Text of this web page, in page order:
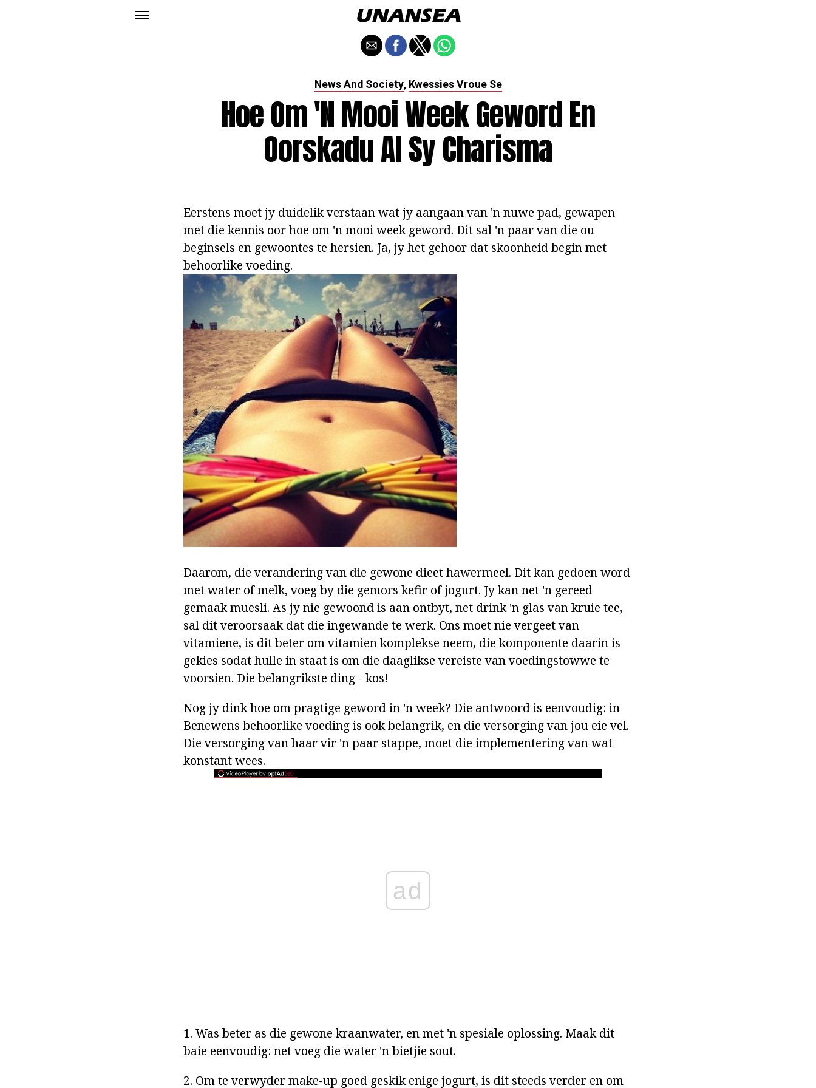
News And Society, Kwessies Vroue Se
Hoe Om 'n Mooi Week Geword En
Oorskadu Al Sy Charisma
Eerstens moet jy duidelik verstaan wat jy aangaan van 'n nuwe pad, gewapen
met die kennis oor hoe om 'n mooi week geword. Dit sal 'n paar van die ou
beginsels en gewoontes te hersien. Ja, jy het gehoor dat skoonheid begin met
behoorlike voeding.
Daarom, die verandering van die gewone dieet hawermeel. Dit kan gedoen word
met water of melk, voeg by die gemors kefir of jogurt. Jy kan net 'n gereed
gemaak muesli. As jy nie gewoond is aan ontbyt, net drink 'n glas van kruie tee,
sal dit veroorsaak dat die ingewande te werk. Ons moet nie vergeet van
vitamiene, is dit beter om vitamien komplekse neem, die komponente daarin is
gekies sodat hulle in staat is om die daaglikse vereiste van voedingstowwe te
voorsien. Die belangrikste ding - kos!
Nog jy dink hoe om pragtige geword in 'n week? Die antwoord is eenvoudig: in
Benewens behoorlike voeding is ook belangrik, en die versorging van jou eie vel.
Die versorging van haar vir 'n paar stappe, moet die implementering van wat
konstant wees.
ad
1. Was beter as die gewone kraanwater, en met 'n spesiale oplossing. Maak dit
baie eenvoudig: net voeg die water 'n bietjie sout.
2. Om te verwyder make-up goed geskik enige jogurt, is dit steeds verder en om